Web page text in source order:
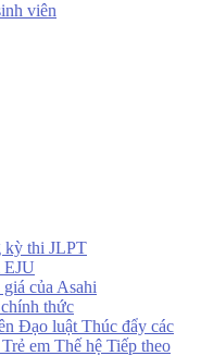
viên
kỳ thi JLPT
EJU
của Asahi
thức
Đạo luật Thúc đẩy các
em Thế hệ Tiếp theo